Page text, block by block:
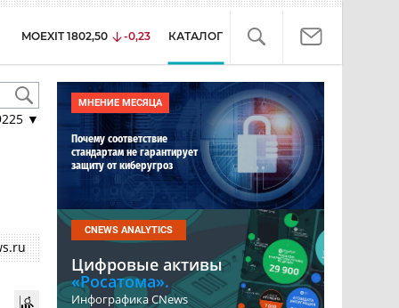
MOEXIT 1802,50 -0,23 КАТАЛОГ
▼
МНЕНИЕ МЕСЯЦА
Почему соответствие
стандартам не гарантирует
защиту от киберугроз
CNEWS ANALYTICS
Цифровые активы
«Росатома».
Инфографика CNews